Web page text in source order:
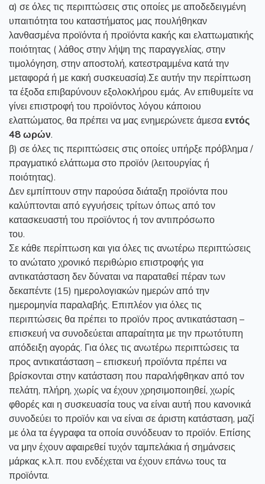
α) σε όλες τις περιπτώσεις στις οποίες με αποδεδειγμένη
υπαιτιότητα του καταστήματος μας πουλήθηκαν
λανθασμένα προϊόντα ή προϊόντα κακής και ελαττωματικής
ποιότητας ( λάθος στην λήψη της παραγγελίας, στην
τιμολόγηση, στην αποστολή, κατεστραμμένα κατά την
μεταφορά ή με κακή συσκευασία).Σε αυτήν την περίπτωση
τα έξοδα επιβαρύνουν εξολοκλήρου εμάς. Αν επιθυμείτε να
γίνει επιστροφή του προϊόντος λόγου κάποιου
ελαττώματος, θα πρέπει να μας ενημερώνετε άμεσαεντός
48 ωρών.
β) σε όλες τις περιπτώσεις στις οποίες υπήρξε πρόβλημα /
πραγματικό ελάττωμα στο προϊόν (λειτουργίας ή
ποιότητας).
Δεν εμπίπτουν στην παρούσα διάταξη προϊόντα που
καλύπτονται από εγγυήσεις τρίτων όπως από τον
κατασκευαστή του προϊόντος ή τον αντιπρόσωπο
του.
Σε κάθε περίπτωση και για όλες τις ανωτέρω περιπτώσεις
το ανώτατο χρονικό περιθώριο επιστροφής για
αντικατάσταση δεν δύναται να παραταθεί πέραν των
δεκαπέντε (15) ημερολογιακών ημερών από την
ημερομηνία παραλαβής. Επιπλέον για όλες τις
περιπτώσεις θα πρέπει το προϊόν προς αντικατάσταση –
επισκευή να συνοδεύεται απαραίτητα με την πρωτότυπη
απόδειξη αγοράς. Για όλες τις ανωτέρω περιπτώσεις τα
προς αντικατάσταση – επισκευή προϊόντα πρέπει να
βρίσκονται στην κατάσταση που παραλήφθηκαν από τον
πελάτη, πλήρη, χωρίς να έχουν χρησιμοποιηθεί, χωρίς
φθορές και η συσκευασία τους να είναι αυτή που κανονικά
συνοδεύει το προϊόν και να είναι σε άριστη κατάσταση, μαζί
με όλα τα έγγραφα τα οποία συνόδευαν το προϊόν. Επίσης
να μην έχουν αφαιρεθεί τυχόν ταμπελάκια ή σημάνσεις
μάρκας κ.λ.π. που ενδέχεται να έχουν επάνω τους τα
προϊόντα.